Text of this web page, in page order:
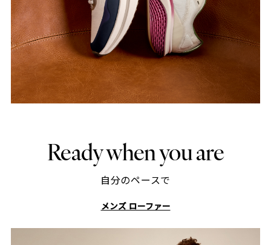
Ready when you are
自分のペースで
メンズ ローファー